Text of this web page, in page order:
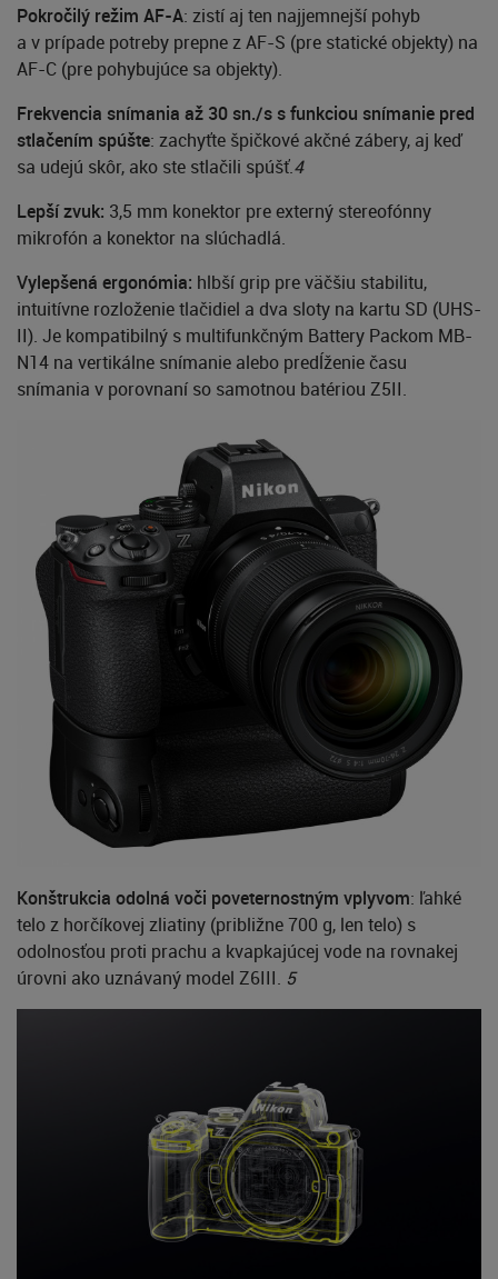
Pokročilý režim AF-A: zistí aj ten najjemnejší pohyb
a v prípade potreby prepne z AF-S (pre statické objekty) na
AF-C (pre pohybujúce sa objekty).
Frekvencia snímania až 30 sn./s s funkciou snímanie pred
stlačením spúšte: zachyťte špičkové akčné zábery, aj keď
sa udejú skôr, ako ste stlačili spúšť.4
Lepší zvuk: 3,5 mm konektor pre externý stereofónny
mikrofón a konektor na slúchadlá.
Vylepšená ergonómia: hlbší grip pre väčšiu stabilitu,
intuitívne rozloženie tlačidiel a dva sloty na kartu SD (UHS-
II). Je kompatibilný s multifunkčným Battery Packom MB-
N14 na vertikálne snímanie alebo predĺženie času
snímania v porovnaní so samotnou batériou Z5II.
Konštrukcia odolná voči poveternostným vplyvom: ľahké
telo z horčíkovej zliatiny (približne 700 g, len telo) s
odolnosťou proti prachu a kvapkajúcej vode na rovnakej
úrovni ako uznávaný model Z6III. 5